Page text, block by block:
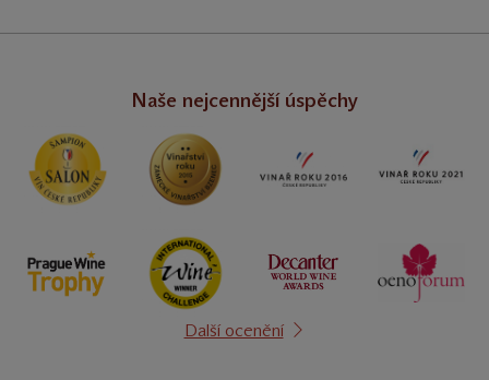
Naše nejcennější úspěchy
Další ocenění